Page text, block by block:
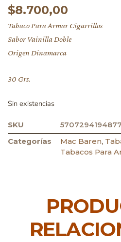
$8.700,00
Tabaco Para Armar Cigarrillos
Sabor Vainilla Doble
Origen Dinamarca
30 Grs.
Sin existencias
SKU
5707294194877
Categorías
Mac Baren,
Tabacos Para